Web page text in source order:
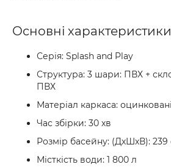
Основні характеристики
Серія: Splash and Play
Структура: 3 шари: ПВХ +
ПВХ
Матеріал каркаса:
Час збірки: 30 хв
Розмір басейну: (ДхШхВ): 239
Місткість води: 1 800 л